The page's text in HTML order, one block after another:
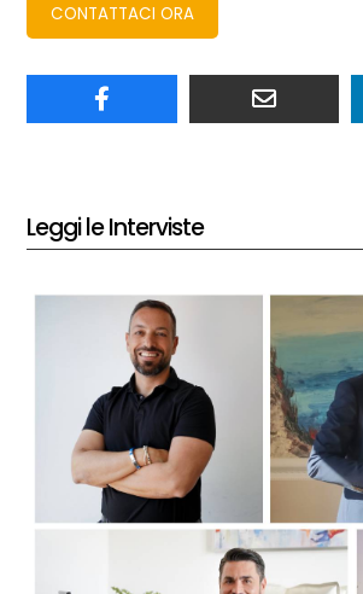
CONTATTACI ORA
Leggi le Interviste